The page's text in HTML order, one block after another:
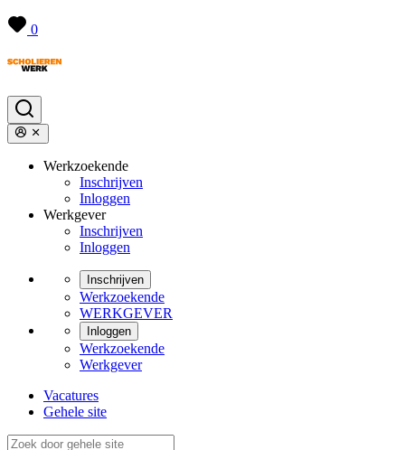
0
Werkzoekende
Inschrijven
Inloggen
Werkgever
Inschrijven
Inloggen
Inschrijven
Werkzoekende
WERKGEVER
Inloggen
Werkzoekende
Werkgever
Vacatures
Gehele site